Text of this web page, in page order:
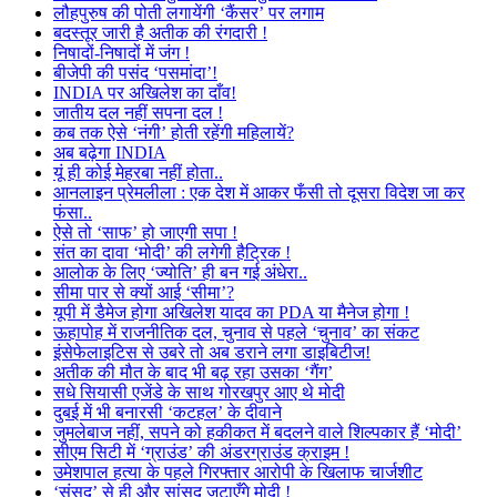
लौहपुरुष की पोती लगायेंगी ‘कैंसर’ पर लगाम
बदस्तूर जारी है अतीक की रंगदारी !
निषादों-निषादों में जंग !
बीजेपी की पसंद ‘पसमांदा’!
INDIA पर अखिलेश का दाँव!
जातीय दल नहीं सपना दल !
कब तक ऐसे ‘नंगी’ होती रहेंगी महिलायें?
अब बढ़ेगा INDIA
यूं ही कोई मेहरबा नहीं होता..
आनलाइन प्रेमलीला : एक देश में आकर फँसी तो दूसरा विदेश जा कर
फंसा..
ऐसे तो ‘साफ’ हो जाएगी सपा !
संत का दावा ‘मोदी’ की लगेगी हैट्रिक !
आलोक के लिए ‘ज्योति’ ही बन गई अंधेरा..
सीमा पार से क्यों आई ‘सीमा’?
यूपी में डैमेज होगा अखिलेश यादव का PDA या मैनेज होगा !
ऊहापोह में राजनीतिक दल, चुनाव से पहले ‘चुनाव’ का संकट
इंसेफेलाइटिस से उबरे तो अब डराने लगा डाइबिटीज!
अतीक की मौत के बाद भी बढ़ रहा उसका ‘गैंग’
सधे सियासी एजेंडे के साथ गोरखपुर आए थे मोदी
दुबई में भी बनारसी ‘कटहल’ के दीवाने
जुमलेबाज नहीं, सपने को हकीकत में बदलने वाले शिल्पकार हैं ‘मोदी’
सीएम सिटी में ‘ग्राउंड’ की अंडरग्राउंड क्राइम !
उमेशपाल हत्या के पहले गिरफ्तार आरोपी के खिलाफ चार्जशीट
‘संसद’ से ही और सांसद जुटाएँगे मोदी !